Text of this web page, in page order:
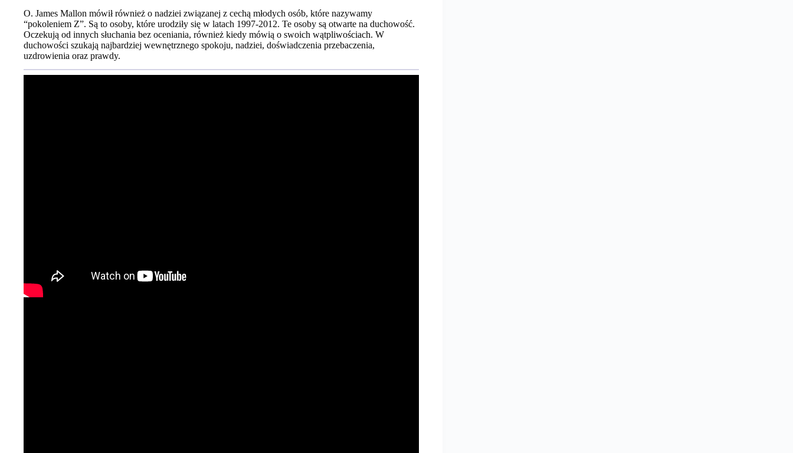
O. James Mallon mówił również o nadziei związanej z cechą młodych osób, które nazywamy
“pokoleniem Z”. Są to osoby, które urodziły się w latach 1997-2012. Te osoby są otwarte na duchowość.
Oczekują od innych słuchania bez oceniania, również kiedy mówią o swoich wątpliwościach. W
duchowości szukają najbardziej wewnętrznego spokoju, nadziei, doświadczenia przebaczenia,
uzdrowienia oraz prawdy.